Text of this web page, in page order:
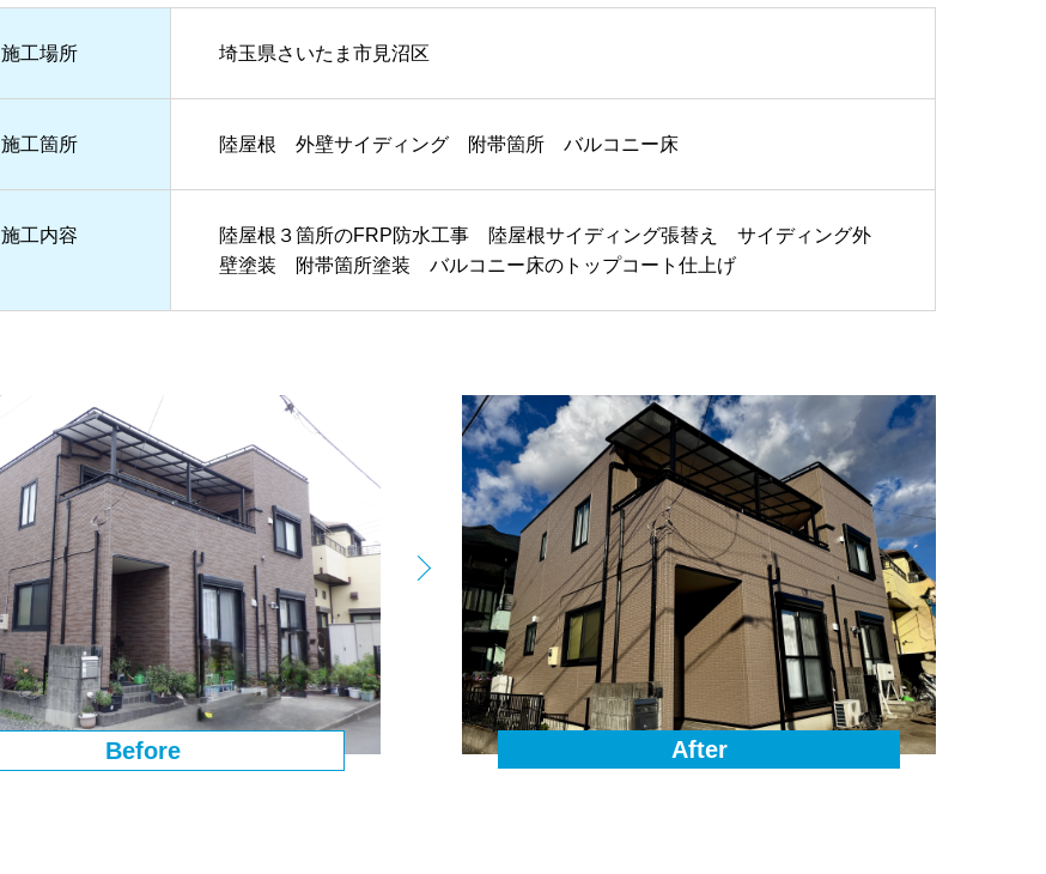
施⼯場所 埼玉県さいたま市見沼区
施⼯箇所 陸屋根 外壁サイディング 附帯箇所 バルコニー床
施⼯内容
陸屋根３箇所のFRP防水工事 陸屋根サイディング張替え サイディング外
壁塗装 附帯箇所塗装 バルコニー床のトップコート仕上げ
Before After